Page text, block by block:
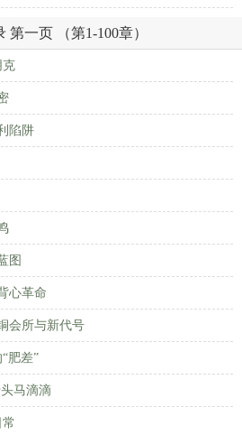
第一页 （第1-100章）
克
陷阱
图
心革命
会所与新代号
肥差”
马滴滴